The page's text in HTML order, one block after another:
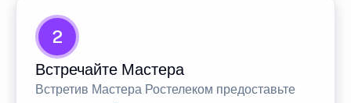
2
Встречайте Мастера
Встретив Мастера Ростелеком предоставьте